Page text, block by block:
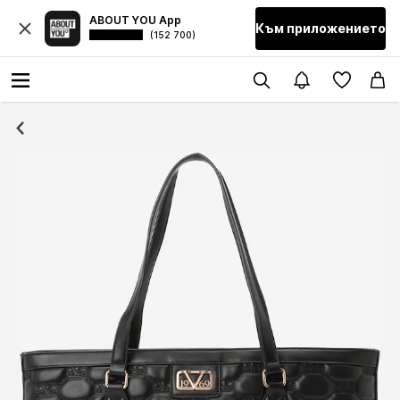
ABOUT YOU App
(152 700) Към приложението